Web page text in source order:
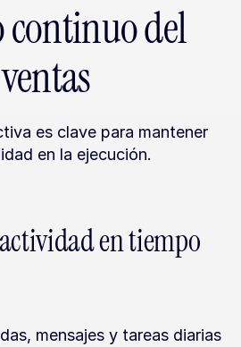
del
es clave para mantener
en la ejecución.
en tiempo
mensajes y tareas diarias